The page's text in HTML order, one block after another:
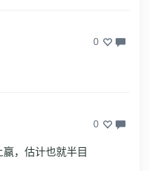
0
0
，估计也就半目